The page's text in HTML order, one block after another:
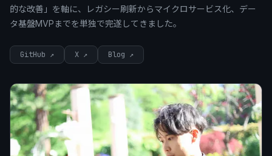
的な改善」を軸に、レガシー刷新からマイクロサービス化、デー
タ基盤MVPまでを単独で完遂してきました。
GitHub ↗ X ↗ Blog ↗